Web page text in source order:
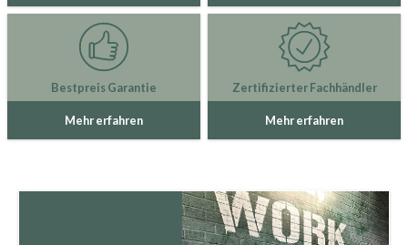
Bestpreis Garantie
Mehr erfahren
Zertifizierter Fachhändler
Mehr erfahren